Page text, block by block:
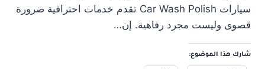
سيارات Car Wash Polish تقدم خدمات احترافية ضرورة
قصوى وليست مجرد رفاهية. إن…
شارك هذا الموضوع: